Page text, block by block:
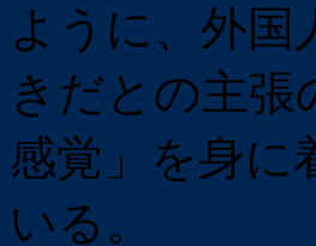
ように、外国
きだとの主
感覚」を身に
いる。